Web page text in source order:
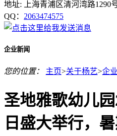
地址: 上海青浦区清河湾路1290
QQ： 2063474575
企业新闻
您的位置： 主页>关于杨艺>企
圣地雅歌幼儿
日盛大举行，